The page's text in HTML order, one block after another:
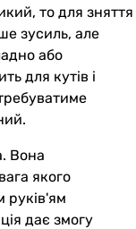
то для зняття
зусиль, але
або
для кутів і
Вона
якого
руків'ям
дає змогу